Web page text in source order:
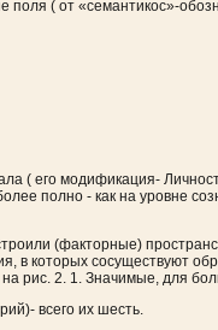
поля ( от «семантикос»-
( его модификация-
полно - как на уровне
(факторные)
в которых сосуществуют
на рис. 2. 1. Значимые, для
всего их шесть.